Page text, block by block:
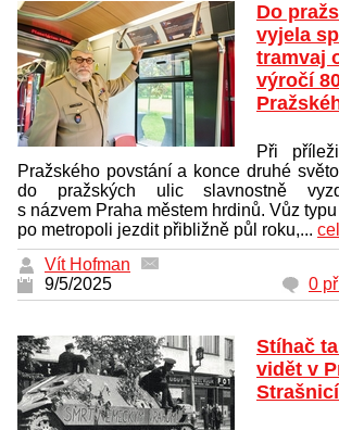
Do
vyjela
tramvaj
výročí
Při
Pražského povstání a konce druhé
do pražských ulic slavnostně
s názvem Praha městem hrdinů. Vůz
po metropoli jezdit přibližně půl roku,...
Vít Hofman
9/5/2025
0
Stíhač
vidět v